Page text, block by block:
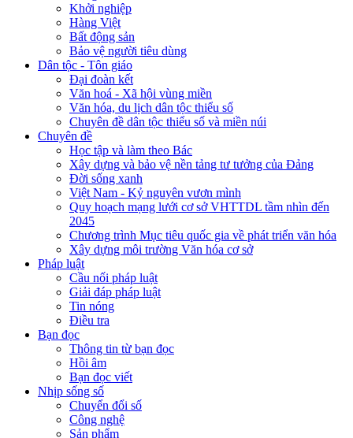
Khởi nghiệp
Hàng Việt
Bất động sản
Bảo vệ người tiêu dùng
Dân tộc - Tôn giáo
Đại đoàn kết
Văn hoá - Xã hội vùng miền
Văn hóa, du lịch dân tộc thiểu số
Chuyên đề dân tộc thiểu số và miền núi
Chuyên đề
Học tập và làm theo Bác
Xây dựng và bảo vệ nền tảng tư tưởng của Đảng
Đời sống xanh
Việt Nam - Kỷ nguyên vươn mình
Quy hoạch mạng lưới cơ sở VHTTDL tầm nhìn đến
2045
Chương trình Mục tiêu quốc gia về phát triển văn hóa
Xây dựng môi trường Văn hóa cơ sở
Pháp luật
Cầu nối pháp luật
Giải đáp pháp luật
Tin nóng
Điều tra
Bạn đọc
Thông tin từ bạn đọc
Hồi âm
Bạn đọc viết
Nhịp sống số
Chuyển đổi số
Công nghệ
Sản phẩm